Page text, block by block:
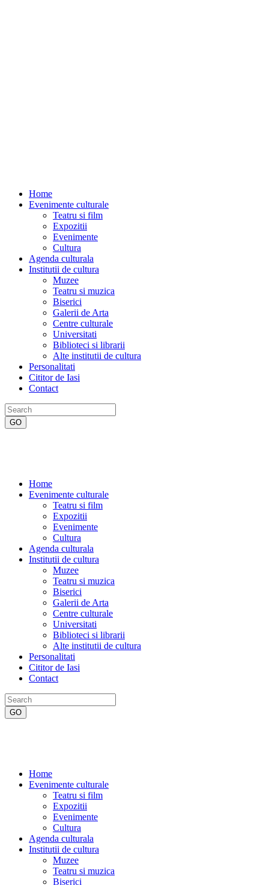
Home
Evenimente culturale
Teatru si film
Expozitii
Evenimente
Cultura
Agenda culturala
Institutii de cultura
Muzee
Teatru si muzica
Biserici
Galerii de Arta
Centre culturale
Universitati
Biblioteci si librarii
Alte institutii de cultura
Personalitati
Cititor de Iasi
Contact
Home
Evenimente culturale
Teatru si film
Expozitii
Evenimente
Cultura
Agenda culturala
Institutii de cultura
Muzee
Teatru si muzica
Biserici
Galerii de Arta
Centre culturale
Universitati
Biblioteci si librarii
Alte institutii de cultura
Personalitati
Cititor de Iasi
Contact
Home
Evenimente culturale
Teatru si film
Expozitii
Evenimente
Cultura
Agenda culturala
Institutii de cultura
Muzee
Teatru si muzica
Biserici